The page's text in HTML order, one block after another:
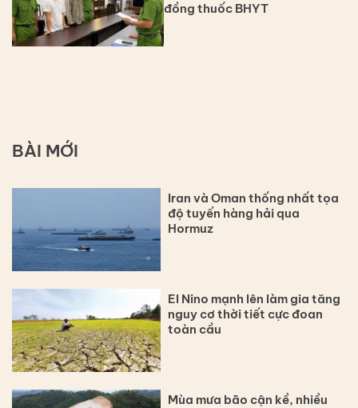
đồng thuốc BHYT
BÀI MỚI
Iran và Oman thống nhất tọa
độ tuyến hàng hải qua
Hormuz
El Nino mạnh lên làm gia tăng
nguy cơ thời tiết cực đoan
toàn cầu
Mùa mưa bão cận kề, nhiều